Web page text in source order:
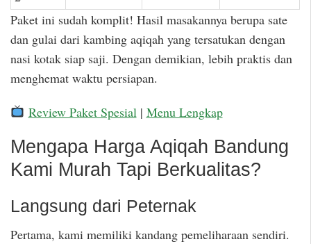
Paket ini sudah komplit! Hasil masakannya berupa sate
dan gulai dari kambing aqiqah yang tersatukan dengan
nasi kotak siap saji. Dengan demikian, lebih praktis dan
menghemat waktu persiapan.
Review Paket Spesial | Menu Lengkap
Mengapa Harga Aqiqah Bandung
Kami Murah Tapi Berkualitas?
Langsung dari Peternak
Pertama, kami memiliki kandang pemeliharaan sendiri.